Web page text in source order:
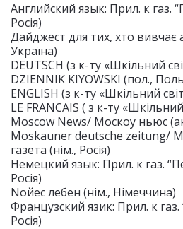
Английский язык: Прил. к газ.
Росія)
Дайджест для тих, хто вивчає
Україна)
DEUTSCH (з к-ту «Шкільний
DZIENNIK KIYOWSKI (пол.,
ENGLISH (з к-ту «Шкільний
LE FRANCAIS ( з к-ту
Moscow News/ Москоу ньюс
Moskauner deutsche zeitung/
газета (нім., Росія)
Немецкий язык: Прил. к газ.
Росія)
Noйес лебен (нім., Німеччина)
Французский язик: Прил. к
Росія)